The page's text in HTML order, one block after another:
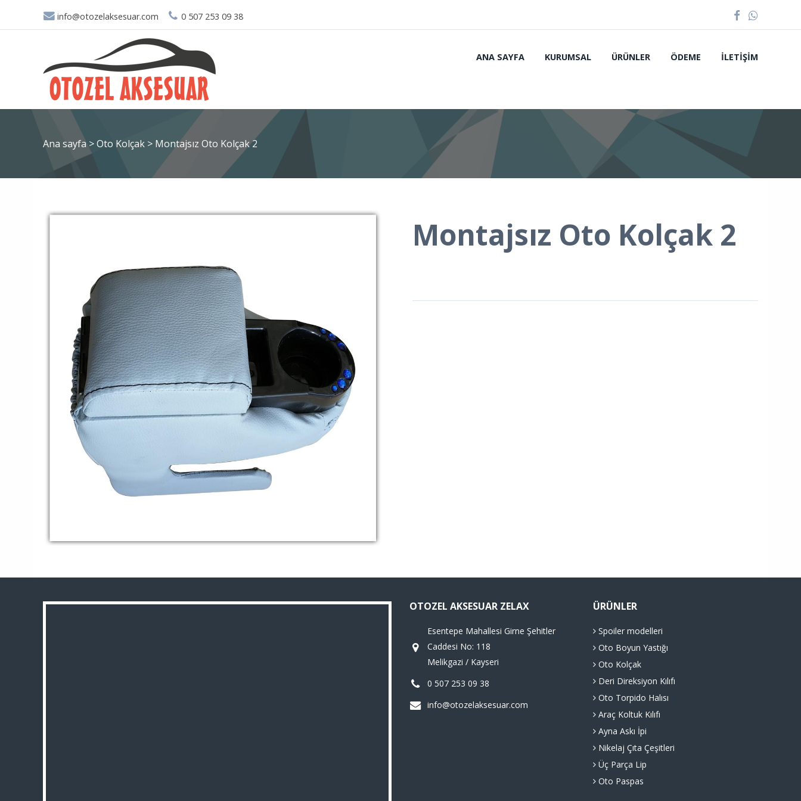
info@otozelaksesuar.com 0 507 253 09 38
ANA SAYFA KURUMSAL ÜRÜNLER ÖDEME İLETIŞIM
Ana sayfa >Oto Kolçak > Montajsız Oto Kolçak 2
Montajsız Oto Kolçak 2
OTOZEL AKSESUAR ZELAX
Esentepe Mahallesi Girne Şehitler
Caddesi No: 118
Melikgazi / Kayseri
0 507 253 09 38
info@otozelaksesuar.com
ÜRÜNLER
Spoiler modelleri
Oto Boyun Yastığı
Oto Kolçak
Deri Direksiyon Kılıfı
Oto Torpido Halısı
Araç Koltuk Kılıfı
Ayna Askı İpi
Nikelaj Çıta Çeşitleri
Üç Parça Lip
Oto Paspas